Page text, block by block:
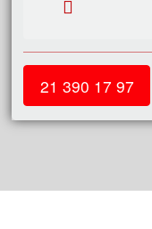
21 390 17 97